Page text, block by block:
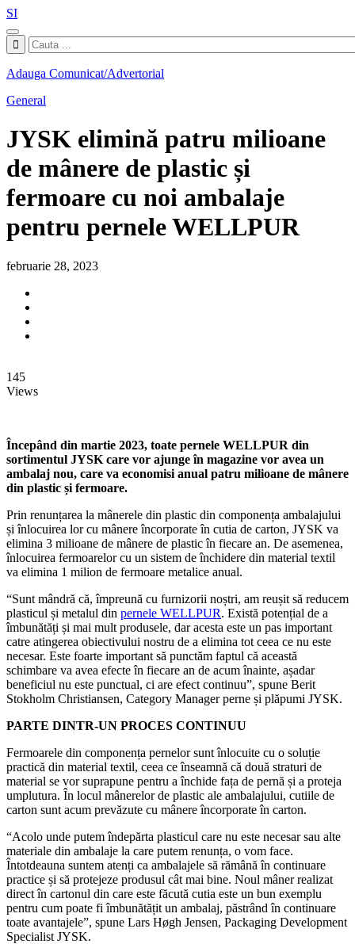
SI
Adauga Comunicat/Advertorial
General
JYSK elimină patru milioane
de mânere de plastic și
fermoare cu noi ambalaje
pentru pernele WELLPUR
februarie 28, 2023
145
Views
Începând din martie 2023, toate pernele WELLPUR din
sortimentul JYSK care vor ajunge în magazine vor avea un
ambalaj nou, care va economisi anual patru milioane de mânere
din plastic și fermoare.
Prin renunțarea la mânerele din plastic din componența ambalajului
și înlocuirea lor cu mânere încorporate în cutia de carton, JYSK va
elimina 3 milioane de mânere de plastic în fiecare an. De asemenea,
înlocuirea fermoarelor cu un sistem de închidere din material textil
va elimina 1 milion de fermoare metalice anual.
“Sunt mândră că, împreună cu furnizorii noștri, am reușit să reducem
plasticul și metalul din pernele WELLPUR. Există potențial de a
îmbunătăți și mai mult produsele, dar acesta este un pas important
catre atingerea obiectivului nostru de a elimina tot ceea ce nu este
necesar. Este foarte important să punctăm faptul că această
schimbare va avea efecte în fiecare an de acum înainte, așadar
beneficiul nu este punctual, ci are efect continuu”, spune Berit
Stokholm Christiansen, Category Manager perne și plăpumi JYSK.
PARTE DINTR-UN PROCES CONTINUU
Fermoarele din componența pernelor sunt înlocuite cu o soluție
practică din material textil, ceea ce înseamnă că două straturi de
material se vor suprapune pentru a închide fața de pernă și a proteja
umplutura. În locul mânerelor de plastic ale ambalajului, cutiile de
carton sunt acum prevăzute cu mânere încorporate în carton.
“Acolo unde putem îndepărta plasticul care nu este necesar sau alte
materiale din ambalaje la care putem renunța, o vom face.
Întotdeauna suntem atenți ca ambalajele să rămână în continuare
practice și să protejeze produsul cât mai bine. Noul mâner realizat
direct în cartonul din care este făcută cutia este un bun exemplu
pentru cum poate fi îmbunătățit un ambalaj, păstrând în continuare
toate avantajele”, spune Lars Høgh Jensen, Packaging Development
Specialist JYSK.